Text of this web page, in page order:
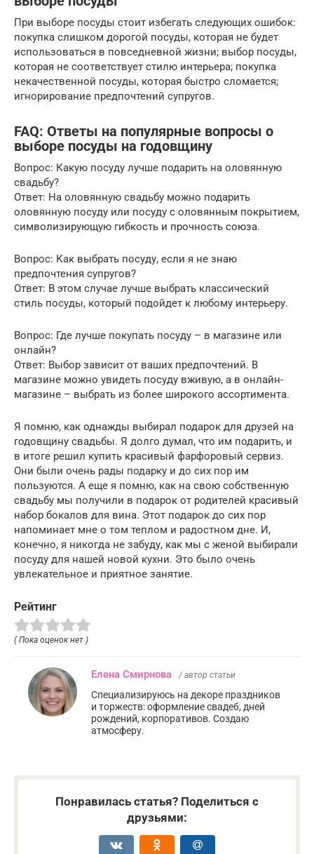
При выборе посуды стоит избегать следующих ошибок:
покупка слишком дорогой посуды, которая не будет
использоваться в повседневной жизни; выбор посуды,
которая не соответствует стилю интерьера; покупка
некачественной посуды, которая быстро сломается;
игнорирование предпочтений супругов.
FAQ: Ответы на популярные вопросы о
выборе посуды на годовщину
Вопрос: Какую посуду лучше подарить на оловянную
свадьбу?
Ответ: На оловянную свадьбу можно подарить
оловянную посуду или посуду с оловянным покрытием,
символизирующую гибкость и прочность союза.
Вопрос: Как выбрать посуду, если я не знаю
предпочтения супругов?
Ответ: В этом случае лучше выбрать классический
стиль посуды, который подойдет к любому интерьеру.
Вопрос: Где лучше покупать посуду – в магазине или
онлайн?
Ответ: Выбор зависит от ваших предпочтений. В
магазине можно увидеть посуду вживую, а в онлайн-
магазине – выбрать из более широкого ассортимента.
Я помню, как однажды выбирал подарок для друзей на
годовщину свадьбы. Я долго думал, что им подарить, и
в итоге решил купить красивый фарфоровый сервиз.
Они были очень рады подарку и до сих пор им
пользуются. А еще я помню, как на свою собственную
свадьбу мы получили в подарок от родителей красивый
набор бокалов для вина. Этот подарок до сих пор
напоминает мне о том теплом и радостном дне. И,
конечно, я никогда не забуду, как мы с женой выбирали
посуду для нашей новой кухни. Это было очень
увлекательное и приятное занятие.
Рейтинг
( Пока оценок нет )
Елена Смирнова / автор статьи
Специализируюсь на декоре праздников
и торжеств: оформление свадеб, дней
рождений, корпоративов. Создаю
атмосферу.
Понравилась статья? Поделиться с
друзьями: